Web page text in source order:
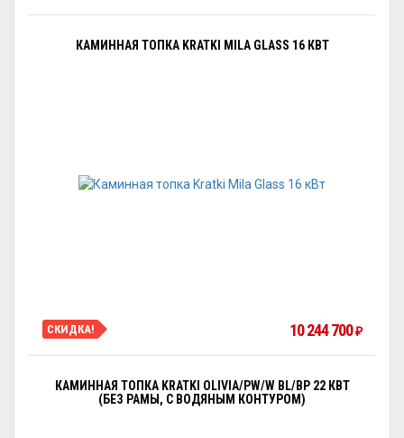
КАМИННАЯ ТОПКА KRATKI MILA GLASS 16 КВТ
СКИДКА! 10 244 700 ₽
КАМИННАЯ ТОПКА KRATKI OLIVIA/PW/W BL/BP 22 КВТ
(БЕЗ РАМЫ, С ВОДЯНЫМ КОНТУРОМ)